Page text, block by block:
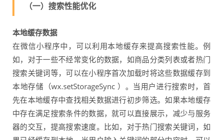
（一）搜索性能优化
本地缓存数据
在微信小程序中，可以利用本地缓存来提高搜索性能。例
如，对于一些不经常变化的数据，如商品分类列表或者热门
搜索关键词等，可以在小程序首次加载时将这些数据缓存到
本地存储（wx.setStorageSync ）。当用户进行搜索时，首
先在本地缓存中查找相关数据进行初步筛选。如果本地缓存
中存在满足搜索条件的数据，就可以直接展示，减少与服务
器的交互，提高搜索速度。比如，对于热门搜索关键词，如